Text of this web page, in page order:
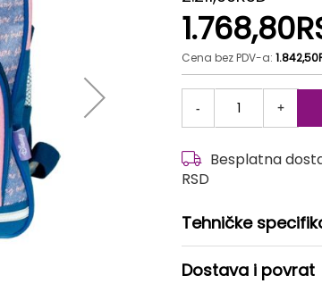
Cena bez PDV-a:
- +
Besplatna
RSD
Tehničke
Dostava i povrat